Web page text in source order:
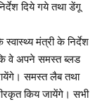
दिये गये तथा डेंगू
मंत्री के निर्देश
वे अपने समस्त ब्लड
समस्त लैब तथा
किय जायेंगे। सभी